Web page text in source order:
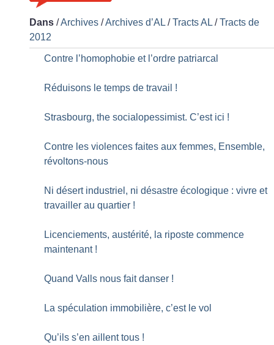
Dans /Archives /Archives d’AL /Tracts AL /Tracts de
2012
Contre l’homophobie et l’ordre patriarcal
Réduisons le temps de travail !
Strasbourg, the socialopessimist. C’est ici !
Contre les violences faites aux femmes, Ensemble,
révoltons-nous
Ni désert industriel, ni désastre écologique : vivre et
travailler au quartier !
Licenciements, austérité, la riposte commence
maintenant !
Quand Valls nous fait danser !
La spéculation immobilière, c’est le vol
Qu’ils s’en aillent tous !